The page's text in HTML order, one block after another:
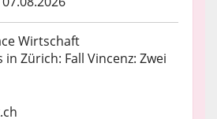
Zürich: Fall Vincenz: Zwei